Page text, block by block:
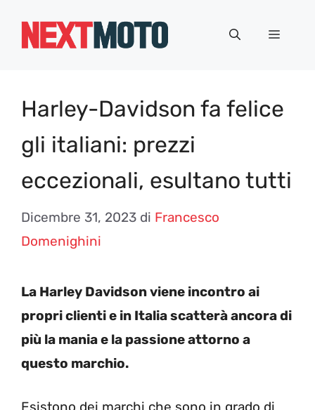
Menu
Harley-Davidson fa felice
gli italiani: prezzi
eccezionali, esultano tutti
Dicembre 31, 2023 di Francesco
Domenighini
La Harley Davidson viene incontro ai
propri clienti e in Italia scatterà ancora di
più la mania e la passione attorno a
questo marchio.